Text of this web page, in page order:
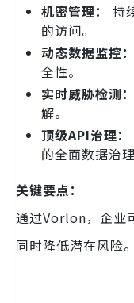
机密管理：
持
的访问。
动态数据监控：
全性。
实时威胁检测：
解。
顶级API治理：
的全面数据治理
关键要点：
通过Vorlon，企业
同时降低潜在风险。